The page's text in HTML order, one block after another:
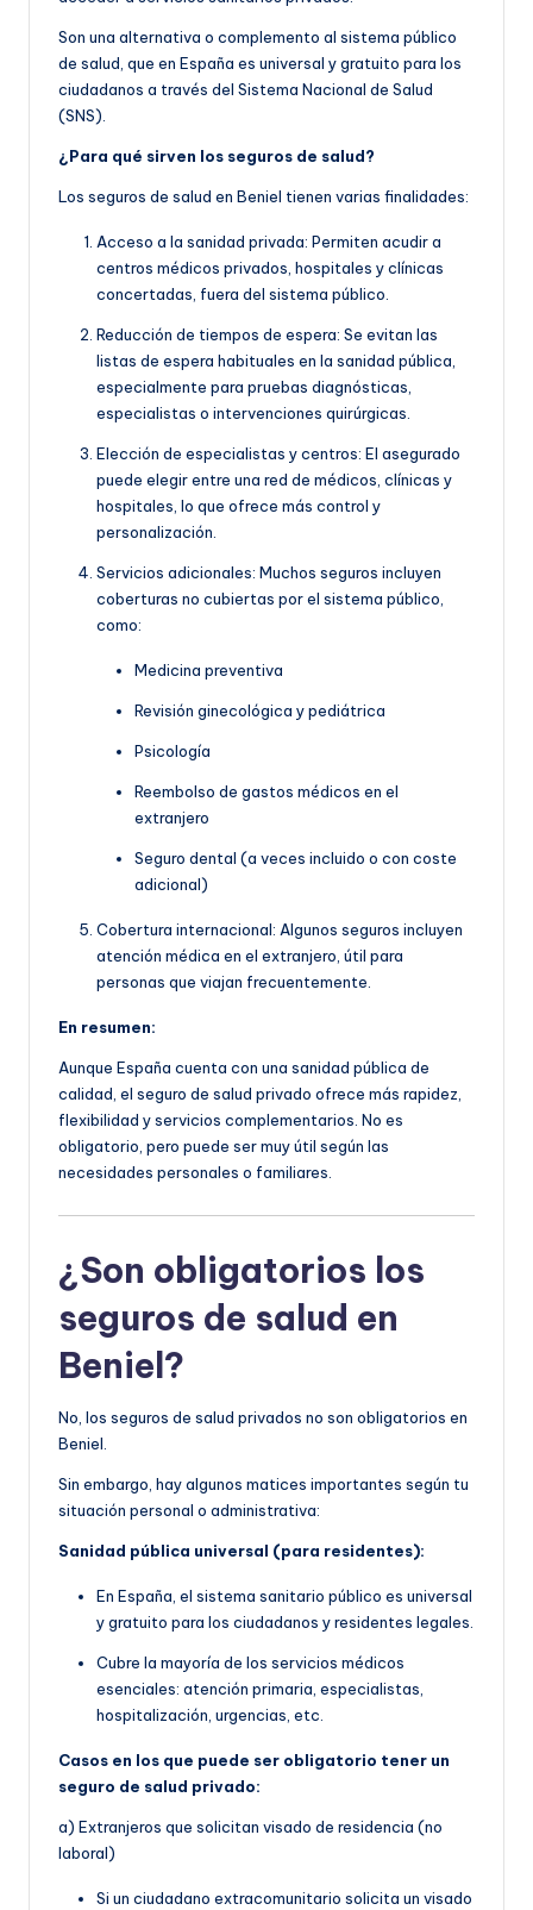
Son una alternativa o complemento al sistema público
de salud, que en España es universal y gratuito para los
ciudadanos a través del Sistema Nacional de Salud
(SNS).
¿Para qué sirven los seguros de salud?
Los seguros de salud en Beniel tienen varias finalidades:
Acceso a la sanidad privada: Permiten acudir a
centros médicos privados, hospitales y clínicas
concertadas, fuera del sistema público.
Reducción de tiempos de espera: Se evitan las
listas de espera habituales en la sanidad pública,
especialmente para pruebas diagnósticas,
especialistas o intervenciones quirúrgicas.
Elección de especialistas y centros: El asegurado
puede elegir entre una red de médicos, clínicas y
hospitales, lo que ofrece más control y
personalización.
Servicios adicionales: Muchos seguros incluyen
coberturas no cubiertas por el sistema público,
como:
Medicina preventiva
Revisión ginecológica y pediátrica
Psicología
Reembolso de gastos médicos en el
extranjero
Seguro dental (a veces incluido o con coste
adicional)
Cobertura internacional: Algunos seguros incluyen
atención médica en el extranjero, útil para
personas que viajan frecuentemente.
En resumen:
Aunque España cuenta con una sanidad pública de
calidad, el seguro de salud privado ofrece más rapidez,
flexibilidad y servicios complementarios. No es
obligatorio, pero puede ser muy útil según las
necesidades personales o familiares.
¿Son obligatorios los
seguros de salud en
Beniel?
No, los seguros de salud privados no son obligatorios en
Beniel.
Sin embargo, hay algunos matices importantes según tu
situación personal o administrativa:
Sanidad pública universal (para residentes):
En España, el sistema sanitario público es universal
y gratuito para los ciudadanos y residentes legales.
Cubre la mayoría de los servicios médicos
esenciales: atención primaria, especialistas,
hospitalización, urgencias, etc.
Casos en los que puede ser obligatorio tener un
seguro de salud privado:
a) Extranjeros que solicitan visado de residencia (no
laboral)
Si un ciudadano extracomunitario solicita un visado